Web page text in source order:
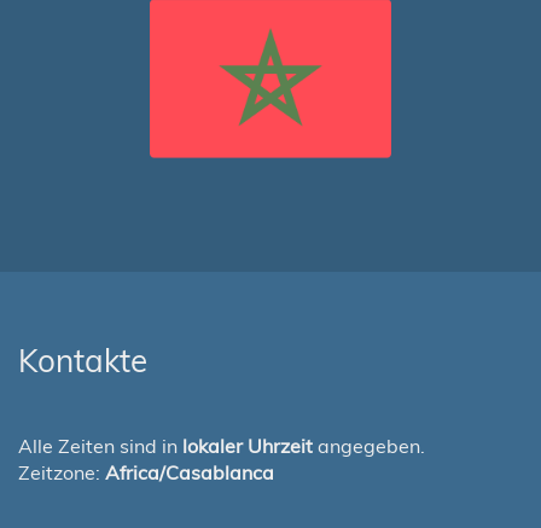
Kontakte
Alle Zeiten sind in lokaler Uhrzeit angegeben.
Zeitzone: Africa/Casablanca